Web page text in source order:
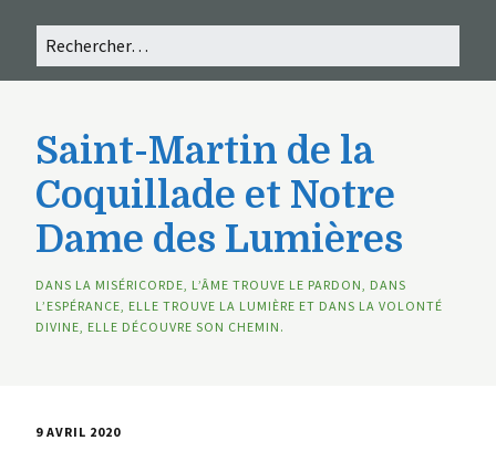
Saint-Martin de la
Coquillade et Notre
Dame des Lumières
DANS LA MISÉRICORDE, L’ÂME TROUVE LE PARDON, DANS
L’ESPÉRANCE, ELLE TROUVE LA LUMIÈRE ET DANS LA VOLONTÉ
DIVINE, ELLE DÉCOUVRE SON CHEMIN.
9 AVRIL 2020